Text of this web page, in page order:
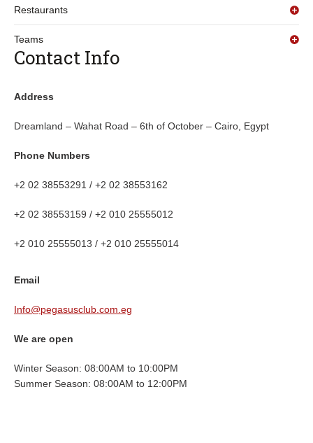
Restaurants
Teams
Contact Info
Address
Dreamland – Wahat Road – 6th of October – Cairo, Egypt
Phone Numbers
+2 02 38553291 / +2 02 38553162
+2 02 38553159 / +2 010 25555012
+2 010 25555013 / +2 010 25555014
Email
Info@pegasusclub.com.eg
We are open
Winter Season: 08:00AM to 10:00PM
Summer Season: 08:00AM to 12:00PM